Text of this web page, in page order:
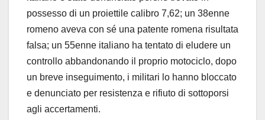
possesso di un proiettile calibro 7,62; un 38enne
romeno aveva con sé una patente romena risultata
falsa; un 55enne italiano ha tentato di eludere un
controllo abbandonando il proprio motociclo, dopo
un breve inseguimento, i militari lo hanno bloccato
e denunciato per resistenza e rifiuto di sottoporsi
agli accertamenti.